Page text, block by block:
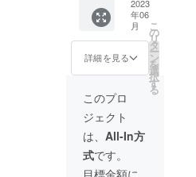
す。記
号等不
可。ま
た、本
名／ハ
／キャ
ラク
ター名
／団体
名など
いずれ
でも構
分） ・
特製ア
クリル
スタン
ド ・特
製アフ
レコ台
本 ※ク
レジッ
ト名は
全角8文
字（半
角16文
字、た
会参加
権 ・京
都編ED
ロール
お名前
掲載
―― ・
京都編
ポス
ター
―― ・
ご当地
ポス
ター制
2023
年06
月
詳細を見る
こ
の
リ
タ
ー
ン
を
選
択
す
る
このプロ
ジェクト
は、 All-In方
式です。
目標金額に